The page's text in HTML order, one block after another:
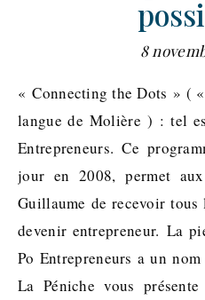
8
« Connecting the Dots » (
langue de Molière ) : tel
Entrepreneurs. Ce
jour en 2008, permet
Guillaume de recevoir
devenir entrepreneur. La
Po Entrepreneurs a un
La Péniche vous